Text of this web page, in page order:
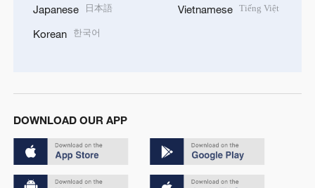
Japanese 日本語
Korean 한국어
Vietnamese Tiếng Việt
DOWNLOAD OUR APP